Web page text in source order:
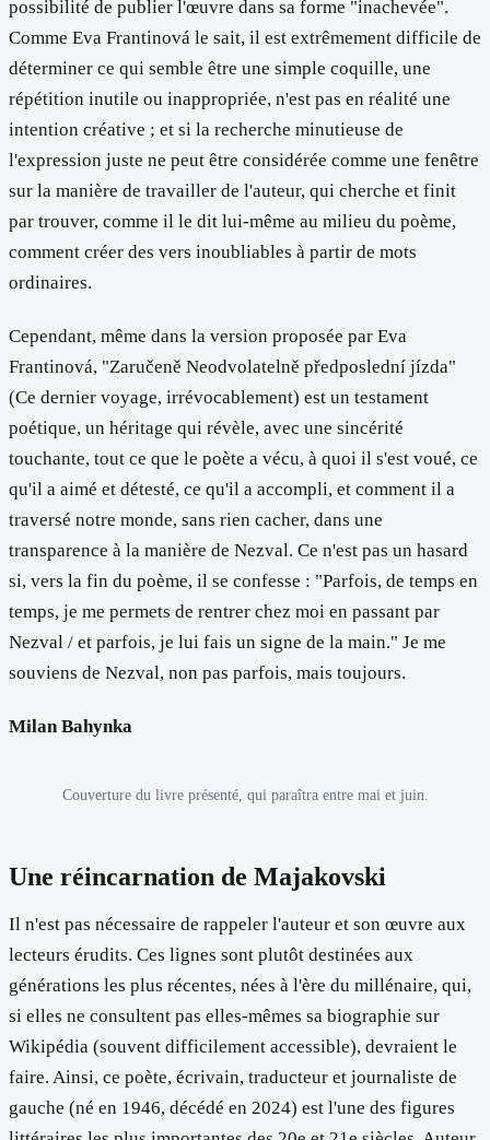
possibilité de publier l'œuvre dans sa forme "inachevée".
Comme Eva Frantinová le sait, il est extrêmement difficile de
déterminer ce qui semble être une simple coquille, une
répétition inutile ou inappropriée, n'est pas en réalité une
intention créative ; et si la recherche minutieuse de
l'expression juste ne peut être considérée comme une fenêtre
sur la manière de travailler de l'auteur, qui cherche et finit
par trouver, comme il le dit lui-même au milieu du poème,
comment créer des vers inoubliables à partir de mots
ordinaires.
Cependant, même dans la version proposée par Eva
Frantinová, "Zaručeně Neodvolatelně předposlední jízda"
(Ce dernier voyage, irrévocablement) est un testament
poétique, un héritage qui révèle, avec une sincérité
touchante, tout ce que le poète a vécu, à quoi il s'est voué, ce
qu'il a aimé et détesté, ce qu'il a accompli, et comment il a
traversé notre monde, sans rien cacher, dans une
transparence à la manière de Nezval. Ce n'est pas un hasard
si, vers la fin du poème, il se confesse : "Parfois, de temps en
temps, je me permets de rentrer chez moi en passant par
Nezval / et parfois, je lui fais un signe de la main." Je me
souviens de Nezval, non pas parfois, mais toujours.
Milan Bahynka
Couverture du livre présenté, qui paraîtra entre mai et juin.
Une réincarnation de Majakovski
Il n'est pas nécessaire de rappeler l'auteur et son œuvre aux
lecteurs érudits. Ces lignes sont plutôt destinées aux
générations les plus récentes, nées à l'ère du millénaire, qui,
si elles ne consultent pas elles-mêmes sa biographie sur
Wikipédia (souvent difficilement accessible), devraient le
faire. Ainsi, ce poète, écrivain, traducteur et journaliste de
gauche (né en 1946, décédé en 2024) est l'une des figures